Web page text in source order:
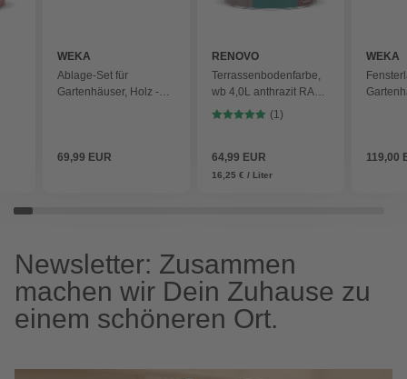
WEKA
Ablage-Set für
Gartenhäuser, Holz -
69,99 EUR
RENOVO
Terrassenbodenfarbe,
wb 4,0L anthrazit RAL
7016 - grau
(1)
64,99 EUR
16,25 € / Liter
WEKA
119,00
Newsletter: Zusammen
machen wir Dein Zuhause zu
einem schöneren Ort.